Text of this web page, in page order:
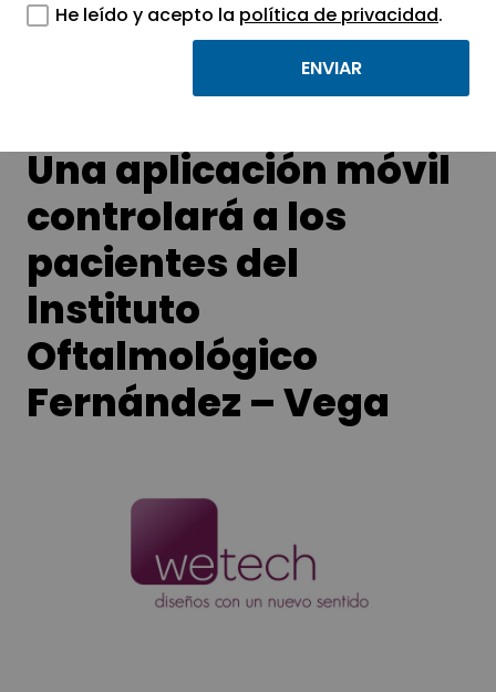
APTE y sus parques científicos y
Una aplicación móvil
controlará a los
pacientes del
Instituto
Oftalmológico
Fernández – Vega
He leído y acepto la política de privacidad.